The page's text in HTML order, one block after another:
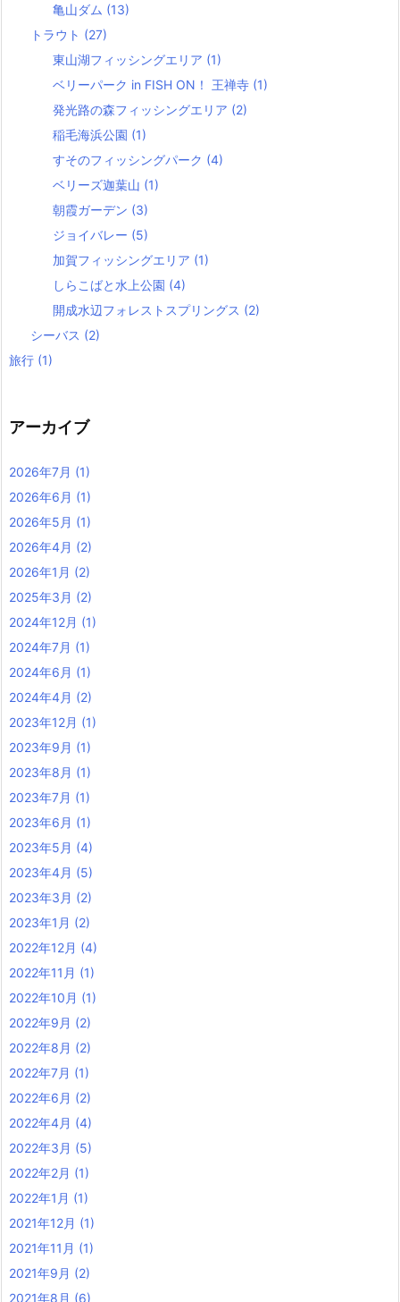
亀山ダム (13)
トラウト (27)
東山湖フィッシングエリア (1)
ベリーパーク in FISH ON！ 王禅寺 (1)
発光路の森フィッシングエリア (2)
稲毛海浜公園 (1)
すそのフィッシングパーク (4)
ベリーズ迦葉山 (1)
朝霞ガーデン (3)
ジョイバレー (5)
加賀フィッシングエリア (1)
しらこばと水上公園 (4)
開成水辺フォレストスプリングス (2)
シーバス (2)
旅行 (1)
アーカイブ
2026年7月 (1)
2026年6月 (1)
2026年5月 (1)
2026年4月 (2)
2026年1月 (2)
2025年3月 (2)
2024年12月 (1)
2024年7月 (1)
2024年6月 (1)
2024年4月 (2)
2023年12月 (1)
2023年9月 (1)
2023年8月 (1)
2023年7月 (1)
2023年6月 (1)
2023年5月 (4)
2023年4月 (5)
2023年3月 (2)
2023年1月 (2)
2022年12月 (4)
2022年11月 (1)
2022年10月 (1)
2022年9月 (2)
2022年8月 (2)
2022年7月 (1)
2022年6月 (2)
2022年4月 (4)
2022年3月 (5)
2022年2月 (1)
2022年1月 (1)
2021年12月 (1)
2021年11月 (1)
2021年9月 (2)
2021年8月 (6)